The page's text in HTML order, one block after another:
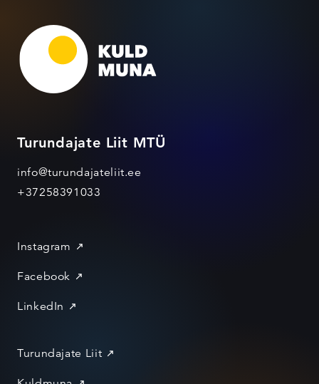
Turundajate Liit MTÜ
info@turundajateliit.ee
+37258391033
Instagram
Facebook
LinkedIn
Turundajate Liit